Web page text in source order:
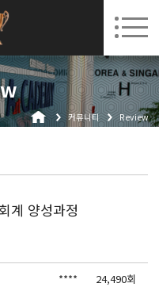
강 08. 18.(화)
가입 고객센터
커뮤니티 Review
계 양성과정
**** 24,490회